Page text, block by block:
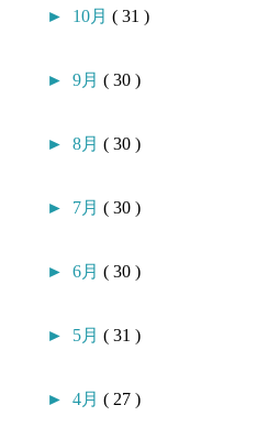
► 10月( 31 )
►9月( 30 )
►8月( 30 )
► 7月( 30 )
►6月( 30 )
► 5月( 31 )
►4月( 27 )